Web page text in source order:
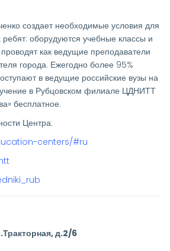
создает необходимые условия для
ребят: оборудуются учебные классы и
как ведущие преподаватели
города. Ежегодно более 95%
в ведущие российские вузы на
в Рубцовском филиале ЦДНИТТ
бесплатное.
Центра:
centers/#ru
д.2/6